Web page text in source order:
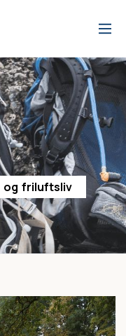
og friluftsliv